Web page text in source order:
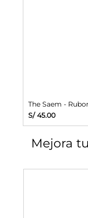
The Saem -
Precio
S/ 45.00
Mejora